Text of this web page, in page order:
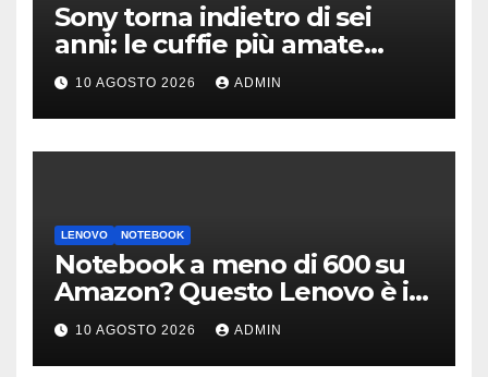
Sony torna indietro di sei
anni: le cuffie più amate
potrebbero rinascere
10 AGOSTO 2026 ADMIN
LENOVO NOTEBOOK
Notebook a meno di 600 su
Amazon? Questo Lenovo è il
modello giusto (anche a rate)
10 AGOSTO 2026 ADMIN